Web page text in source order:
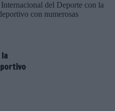
del Deporte con la
con numerosas